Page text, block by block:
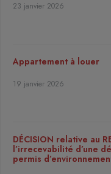
23 janvier 2026
Appartement à louer
19 janvier 2026
DÉCISION relative au
l’irrecevabilité d’une
permis